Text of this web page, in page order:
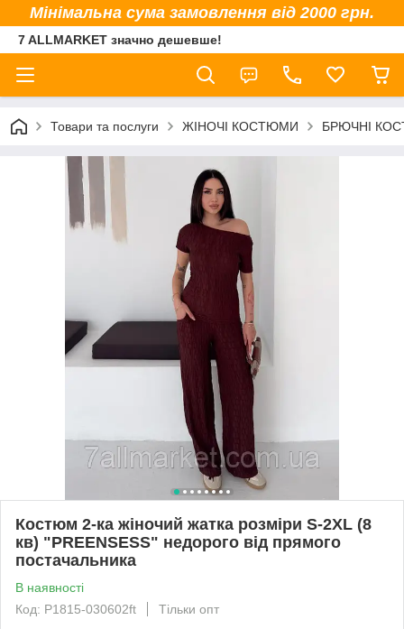
Мінімальна сума замовлення від 2000 грн.
7 ALLMARKET значно дешевше!
Товари та послуги ЖІНОЧІ КОСТЮМИ БРЮЧНІ
Костюм 2-ка жіночий жатка розміри S-2XL (8
кв) "PREENSESS" недорого від прямого
постачальника
В наявності
Код: P1815-030602ft
Тільки опт